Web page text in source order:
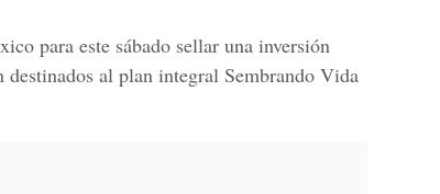
para este sábado sellar una inversión
al plan integral Sembrando Vida